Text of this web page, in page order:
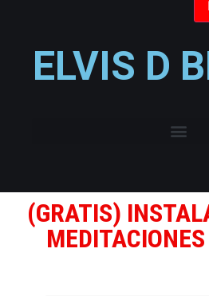
ELVIS D
(GRATIS)